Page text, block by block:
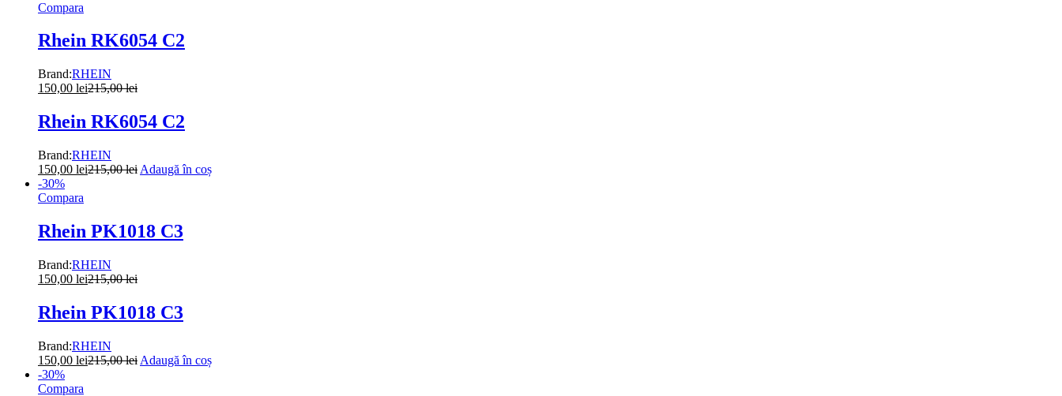
Compara
Rhein RK6054 C2
Brand:RHEIN
150,00 lei215,00lei
Rhein RK6054 C2
Brand:RHEIN
150,00 lei215,00lei Adaugă în coș
-30%
Compara
Rhein PK1018 C3
Brand:RHEIN
150,00 lei215,00lei
Rhein PK1018 C3
Brand:RHEIN
150,00 lei215,00lei Adaugă în coș
-30%
Compara